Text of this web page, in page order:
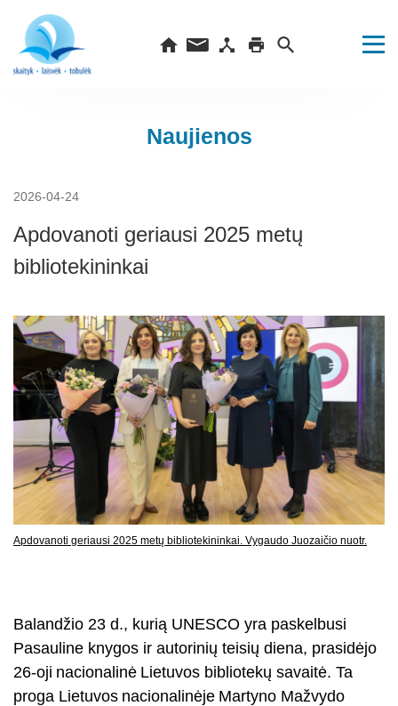
Naujienos
2026-04-24
Apdovanoti geriausi 2025 metų
bibliotekininkai
Apdovanoti geriausi 2025 metų bibliotekininkai. Vygaudo Juozaičio nuotr.
Balandžio 23 d., kurią UNESCO yra paskelbusi
Pasauline knygos ir autorinių teisių diena, prasidėjo
26-oji nacionalinė Lietuvos bibliotekų savaitė. Ta
proga Lietuvos nacionalinėje Martyno Mažvydo